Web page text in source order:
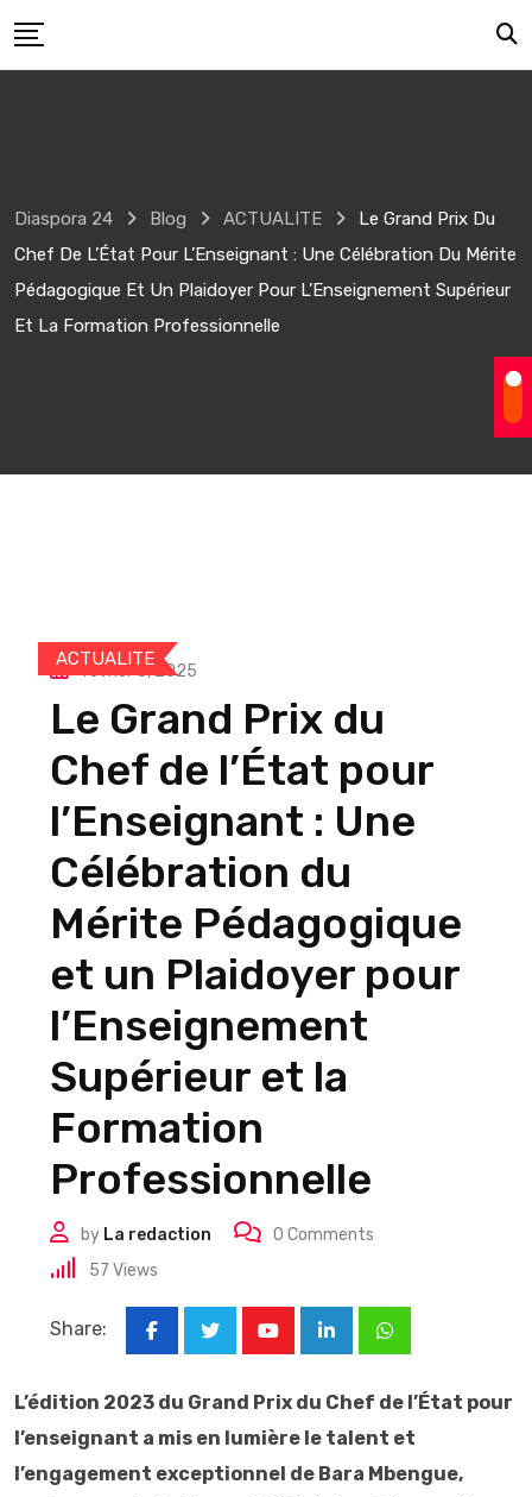
to
Diaspora 24 Blog ACTUALITE
Le Grand Prix Du
Chef De L’État Pour L’Enseignant : Une Célébration Du Mérite
Pédagogique Et Un Plaidoyer Pour L’Enseignement Supérieur
Et La Formation Professionnelle
ACTUALITE
février 6, 2025
Le Grand Prix du
Chef de l’État pour
l’Enseignant : Une
Célébration du
Mérite Pédagogique
et un Plaidoyer pour
l’Enseignement
Supérieur et la
Formation
Professionnelle
by La redaction 0 Comments
57 Views
Share:
LinkedInWhatsapp
L’édition 2023 du Grand Prix du Chef de l’État pour
l’enseignant a mis en lumière le talent et
l’engagement exceptionnel de Bara Mbengue,